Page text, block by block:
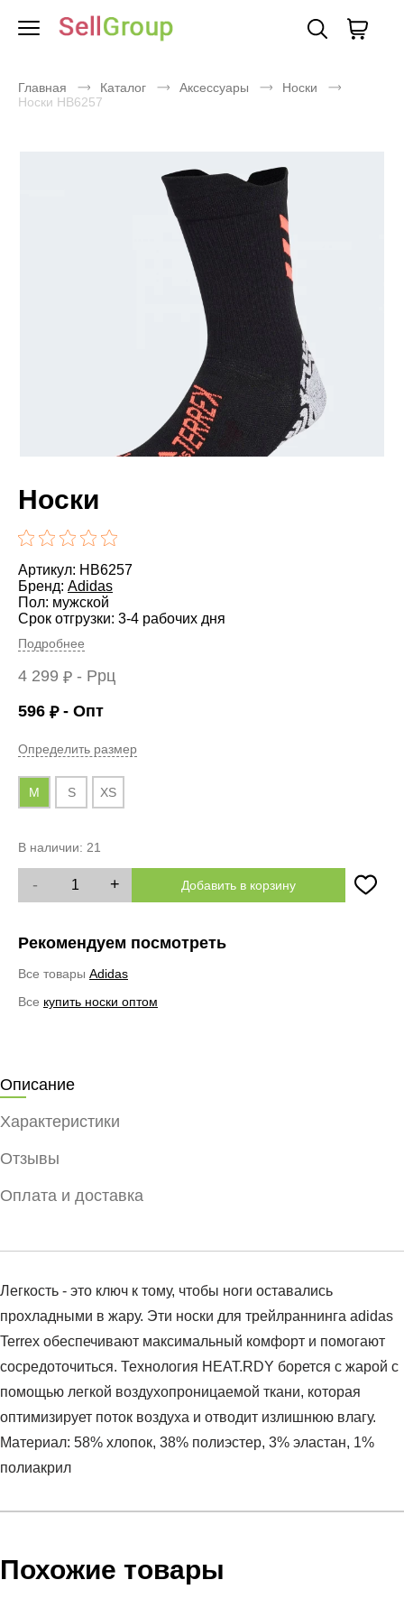
Главная Каталог Аксессуары
Носки
Носки HB6257
Носки
Артикул: HB6257
Бренд: Adidas
Пол: мужской
Срок отгрузки: 3-4 рабочих дня
Подробнее
4 299 ₽ - Ррц
596 ₽- Опт
Определить размер
M S XS
В наличии: 21
- + Добавить в корзину
Рекомендуем посмотреть
Все товары Adidas
Все купить носки оптом
Описание
Характеристики
Отзывы
Оплата и доставка
Легкость - это ключ к тому, чтобы ноги оставались
прохладными в жару. Эти носки для трейлраннинга adidas
Terrex обеспечивают максимальный комфорт и помогают
сосредоточиться. Технология HEAT.RDY борется с жарой с
помощью легкой воздухопроницаемой ткани, которая
оптимизирует поток воздуха и отводит излишнюю влагу.
Материал: 58% хлопок, 38% полиэстер, 3% эластан, 1%
полиакрил
Артикул:HB6257
Пол:мужской
Условия оплаты
высылает Вам менеджер.
Похожие товары